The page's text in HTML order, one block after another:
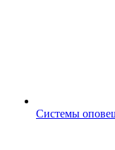
Системы